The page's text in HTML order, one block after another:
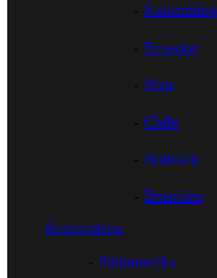
Kolumbien
Ecuador
Peru
Chile
Bolivien
Brasilien
Reisevideos
Südamerika